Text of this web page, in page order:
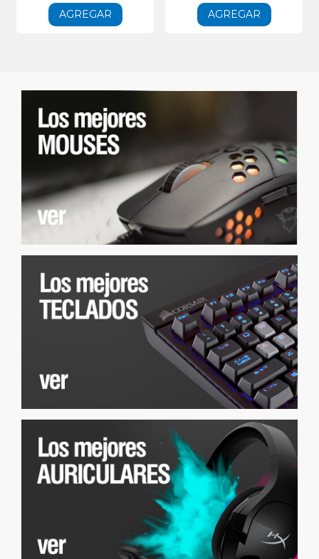
AGREGAR AGREGAR